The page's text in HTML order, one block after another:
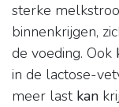
sterke
binnenkrijgen,
de voeding. Ook
in de lactose-
meer last kan